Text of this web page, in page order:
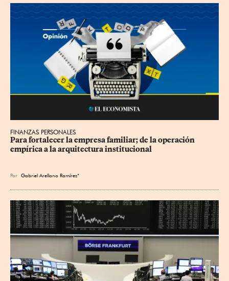
FINANZAS PERSONALES
Para fortalecer la empresa familiar; de la operación
empírica a la arquitectura institucional
Por Gabriel Arellano Ramírez*